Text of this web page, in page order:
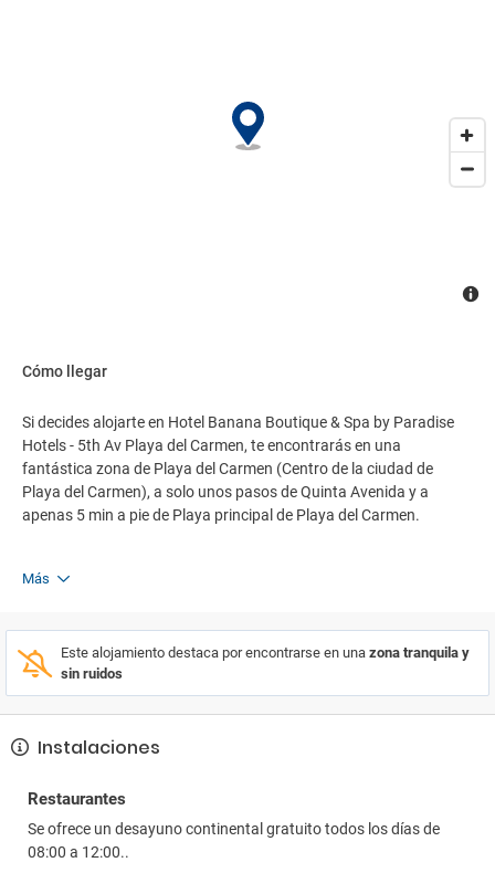
Cómo llegar
Si decides alojarte en Hotel Banana Boutique & Spa by Paradise
Hotels - 5th Av Playa del Carmen, te encontrarás en una
fantástica zona de Playa del Carmen (Centro de la ciudad de
Playa del Carmen), a solo unos pasos de Quinta Avenida y a
apenas 5 min a pie de Playa principal de Playa del Carmen.
Más
Este alojamiento destaca por encontrarse en una zona tranquila y
sin ruidos
Instalaciones
Restaurantes
Se ofrece un desayuno continental gratuito todos los días de
08:00 a 12:00..